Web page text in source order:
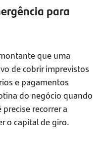
para
que uma
de cobrir imprevistos
e pagamentos
do negócio quando
recorrer a
o capital de giro.